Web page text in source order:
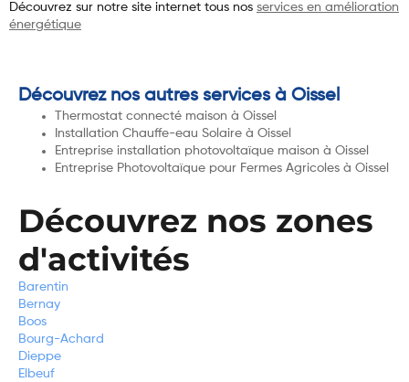
Découvrez sur notre site internet tous nos services en amélioration
énergétique
Découvrez nos autres services à Oissel
Thermostat connecté maison à Oissel
Installation Chauffe-eau Solaire à Oissel
Entreprise installation photovoltaïque maison à Oissel
Entreprise Photovoltaïque pour Fermes Agricoles à Oissel
Découvrez nos zones
d'activités
Barentin
Bernay
Boos
Bourg-Achard
Dieppe
Elbeuf